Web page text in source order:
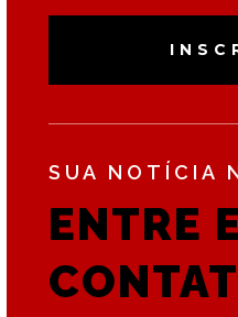
SUA NOTÍCIA
ENTRE